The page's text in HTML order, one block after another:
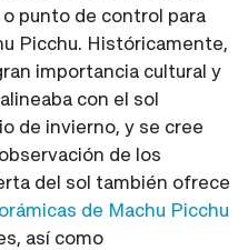
punto de control para
Picchu. Históricamente,
importancia cultural y
con el sol
de invierno, y se cree
de los
del sol también ofrece
de Machu Picchu
así como